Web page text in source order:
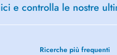
e controlla le nostre
Ricerche più frequenti